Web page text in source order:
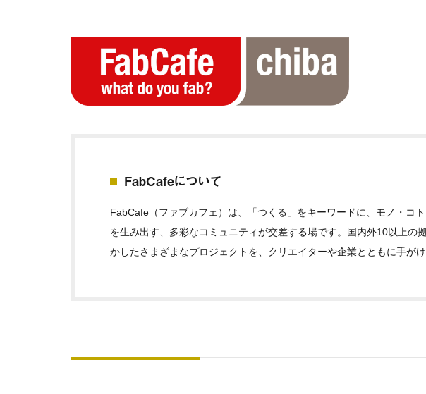
FabCafeについて
FabCafe（ファブカフェ）は、「つくる」をキーワードに、モノ・コ
を生み出す、多彩なコミュニティが交差する場です。国内外10以上の
かしたさまざまなプロジェクトを、クリエイターや企業とともに手がけ